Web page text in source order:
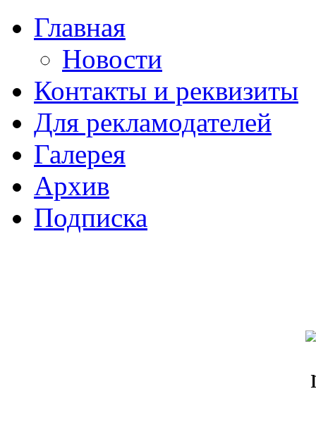
Главная
Новости
Контакты и реквизиты
Для рекламодателей
Галерея
Архив
Подписка